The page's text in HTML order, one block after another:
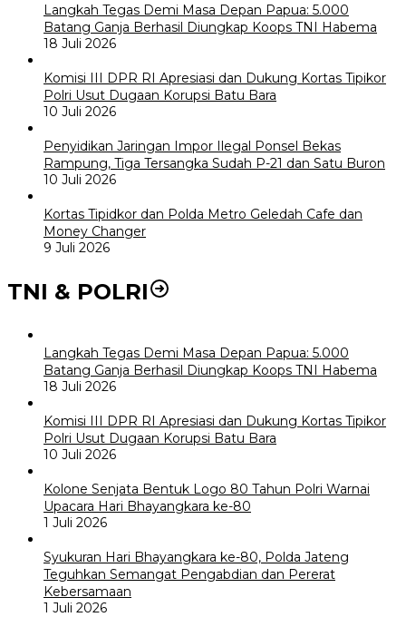
Langkah Tegas Demi Masa Depan Papua: 5.000
Batang Ganja Berhasil Diungkap Koops TNI Habema
18 Juli 2026
Komisi III DPR RI Apresiasi dan Dukung Kortas Tipikor
Polri Usut Dugaan Korupsi Batu Bara
10 Juli 2026
Penyidikan Jaringan Impor Ilegal Ponsel Bekas
Rampung, Tiga Tersangka Sudah P-21 dan Satu Buron
10 Juli 2026
Kortas Tipidkor dan Polda Metro Geledah Cafe dan
Money Changer
9 Juli 2026
TNI & POLRI
Langkah Tegas Demi Masa Depan Papua: 5.000
Batang Ganja Berhasil Diungkap Koops TNI Habema
18 Juli 2026
Komisi III DPR RI Apresiasi dan Dukung Kortas Tipikor
Polri Usut Dugaan Korupsi Batu Bara
10 Juli 2026
Kolone Senjata Bentuk Logo 80 Tahun Polri Warnai
Upacara Hari Bhayangkara ke-80
1 Juli 2026
Syukuran Hari Bhayangkara ke-80, Polda Jateng
Teguhkan Semangat Pengabdian dan Pererat
Kebersamaan
1 Juli 2026